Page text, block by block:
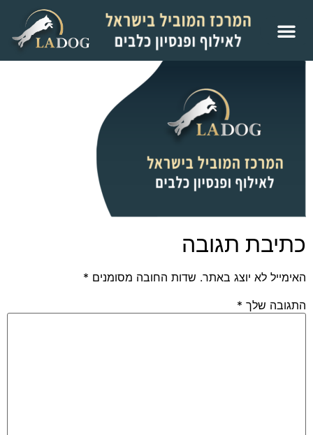
כתיבת תגובה
האימייל לא יוצג באתר. שדות החובה מסומנים *
התגובה שלך *